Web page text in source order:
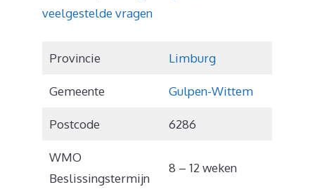
veelgestelde vragen
Provincie Limburg
Gemeente Gulpen-Wittem
Postcode 6286
WMO
Beslissingstermijn
8 – 12 weken